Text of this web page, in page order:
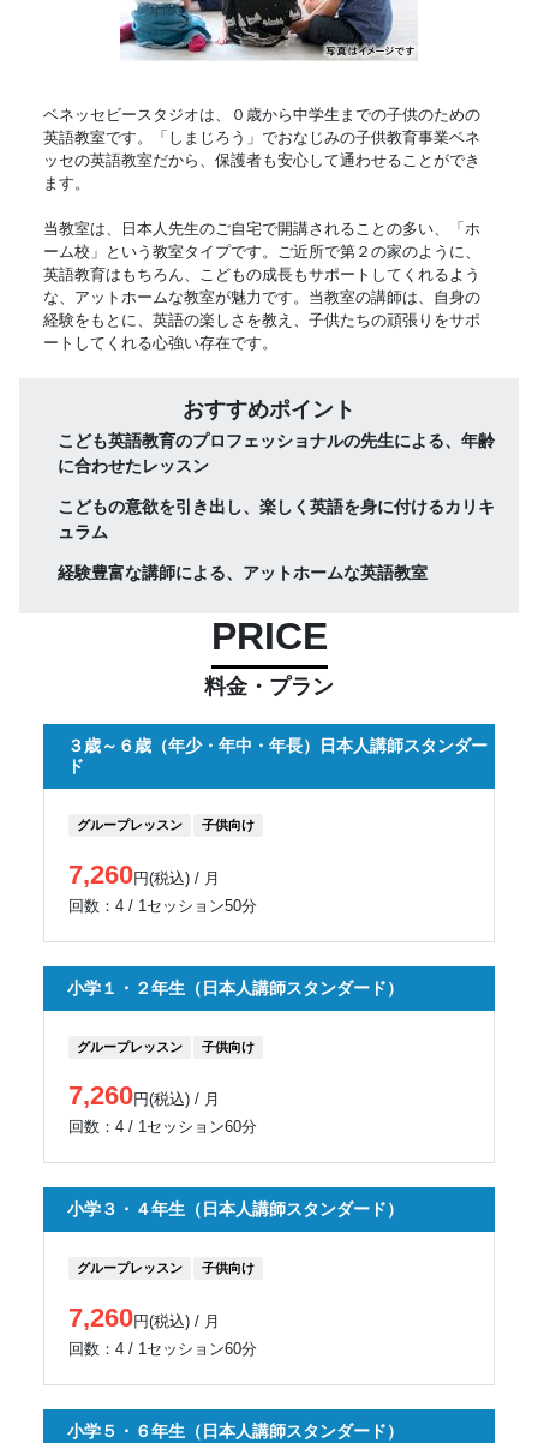
ベネッセビースタジオは、０歳から中学生までの子供のための
英語教室です。「しまじろう」でおなじみの子供教育事業ベネ
ッセの英語教室だから、保護者も安心して通わせることができ
ます。
当教室は、日本人先生のご自宅で開講されることの多い、「ホ
ーム校」という教室タイプです。ご近所で第２の家のように、
英語教育はもちろん、こどもの成長もサポートしてくれるよう
な、アットホームな教室が魅力です。当教室の講師は、自身の
経験をもとに、英語の楽しさを教え、子供たちの頑張りをサポ
ートしてくれる心強い存在です。
おすすめポイント
こども英語教育のプロフェッショナルの先生による、年齢
に合わせたレッスン
こどもの意欲を引き出し、楽しく英語を身に付けるカリキ
ュラム
経験豊富な講師による、アットホームな英語教室
PRICE
料金・プラン
３歳～６歳（年少・年中・年長）日本人講師スタンダー
ド
グループレッスン 子供向け
7,260円(税込) / 月
回数：4 / 1セッション50分
小学１・２年生（日本人講師スタンダード）
グループレッスン 子供向け
7,260円(税込) / 月
回数：4 / 1セッション60分
小学３・４年生（日本人講師スタンダード）
グループレッスン 子供向け
7,260円(税込) / 月
回数：4 / 1セッション60分
小学５・６年生（日本人講師スタンダード）